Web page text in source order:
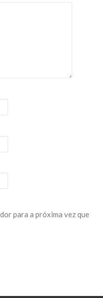
para a próxima vez que